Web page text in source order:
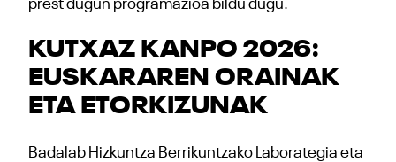
prest dugun programazioa bildu dugu.
KUTXAZ KANPO 2026:
EUSKARAREN ORAINAK
ETA ETORKIZUNAK
Badalab Hizkuntza Berrikuntzako Laborategia eta